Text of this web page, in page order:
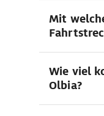
Mit
Wie viel
Olbia?